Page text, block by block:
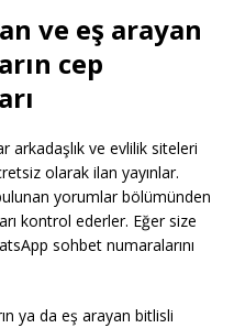
ve eş arayan
cep
arkadaşlık ve evlilik siteleri
olarak ilan yayınlar.
bulunan yorumlar bölümünden
kontrol ederler. Eğer size
sohbet numaralarını
ya da eş arayan bitlisli